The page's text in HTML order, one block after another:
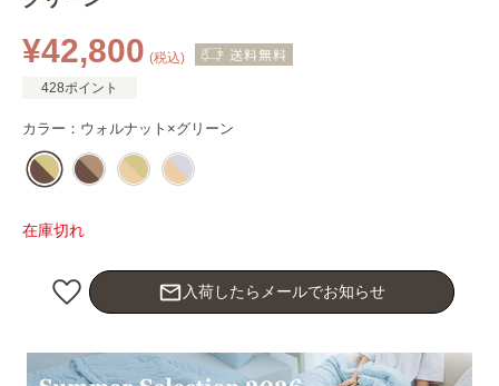
¥42,800 (税込)
428ポイント
カラー： ウォルナット×グリーン
在庫切れ
mail_outline 入荷したらメールでお知らせ